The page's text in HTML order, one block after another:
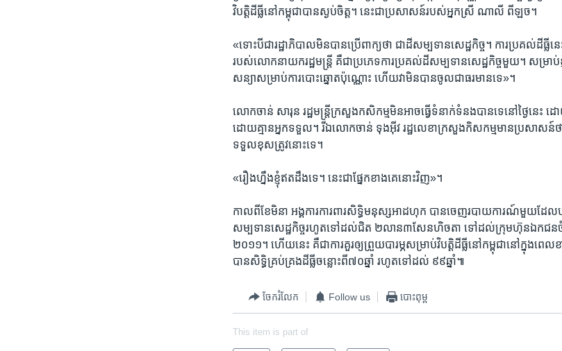
វិបត្តិ​ដីធ្លី​នៅ​កម្ពុជា​បាន​ស្ងប់​ចិត្ត​។​ នេះ​ជា​ប្រសាសន៍​របស់​អ្នកស្រី ណាលី ពីឡច។
«ទោះ​បី​ជា​រដ្ឋាភិបាល​មិនបាន​ប្រើពាក្យ​ថា ជា​ដី​សម្បទាន​សេដ្ឋកិច្ច។ ការ​ប្រគល់​ដីធ្លី​ន
របស់​លោក​នាយក​រដ្ឋមន្ត្រី ​គឺ​ជា​ប្រភេទ​ការប្រគល់ដី​សម្បទាន​សេដ្ឋកិច្ច​មួយ។ សម្រាប់​ខ្
សន្យា​សម្រាប់​ការបោះឆ្នោត​ប៉ុណ្ណោះ ​ហើយ​វា​មិន​បាន​ចូល​ជា​ធរមាន​ទេ»។
លោក​ចាន់ សារុន ​រដ្ឋមន្ត្រី​ក្រសួងកសិកម្ម​មិន​អាច​ធ្វើ​ទំនាក់ទំនង​បាន​ទេ​នៅ​ថ្ងៃ​នេះ​
ដោយ​គ្មាន​អ្នកទទួល​។ ​រីឯ​លោក​ចាន់ ទុងអ៊ីវ ​រដ្ឋលេខា​ក្រសួងកិសកម្ម​មាន​ប្រសាសន៍​ថ
ទទួល​ខុសត្រូវ​នោះ​ទេ។
«រឿង​ហ្នឹង​ខ្ញុំ​ឥត​ដឹង​ទេ​។ ​នេះ​ជា​ផ្នែក​ខាង​គេ​នោះ​វិញ»។
កាល​ពី​ខែ​មិនា​ អង្គការ​ការពារសិទ្ធិ​មនុស្ស​អាដហុក​ បាន​ចេញ​របាយការណ៍​មួយ​ដែល​បង្
សម្បទាន​សេដ្ឋកិច្ច​រហូត​ទៅ​ដល់​ជិត​ ២​លាន​៣​សែន​ហិចតា​ ទៅ​ដល់​ក្រុមហ៊ុន​ឯកជន​
២០១១​។​ ហើយ​នេះ​ គឺ​ជា​ការ​គួរ​ឲ្យ​ព្រួយបារម្ភ​សម្រាប់​វិបត្តិ​ដីធ្លី​នៅ​កម្ពុជា​នៅ​ក្នុង​ព
បាន​សិទ្ធិ​គ្រប់គ្រង​ដីធ្លី​ចន្លោះ​ពី​៧០​ឆ្នាំ ​រហូត​ទៅ​ដល់​ ៩៩​ឆ្នាំ៕
ចែករំលែក Follow us បោះពុម្ព
This item is part of